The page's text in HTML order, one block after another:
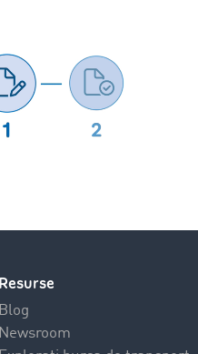
Resurse
Blog
Newsroom